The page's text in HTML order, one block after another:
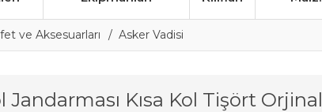
ve Aksesuarları Asker Vadisi
Jandarması Kısa Kol Tişört Orjinal